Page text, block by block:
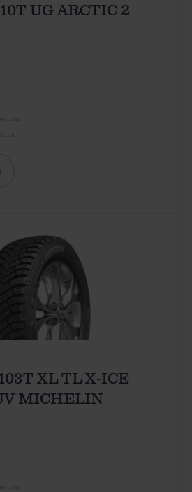
UG ARCTIC 2
XL TL X-ICE
MICHELIN